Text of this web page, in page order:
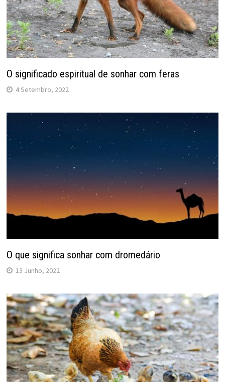
O significado espiritual de sonhar com feras
4 Setembro, 2022
O que significa sonhar com dromedário
13 Junho, 2022